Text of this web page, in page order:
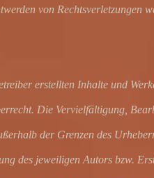
von Rechtsverletzungen
erstellten Inhalte und
Die Vervielfältigung,
der Grenzen des
des jeweiligen Autors bzw.